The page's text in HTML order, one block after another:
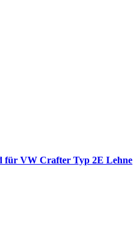
für VW Crafter Typ 2E Lehne